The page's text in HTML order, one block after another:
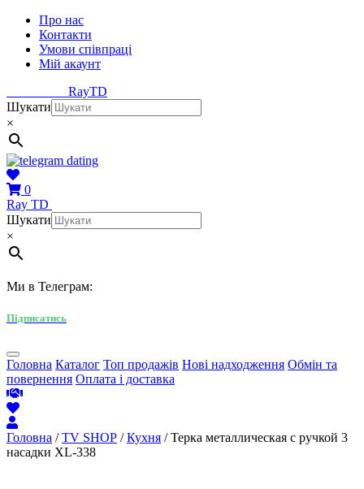
Про нас
Контакти
Умови співпраці
Мій акаунт
RayTD
Шукати
×
0
Ray TD
Шукати
×
Ми в Телеграм:
Підписатись
Головна Каталог Топ продажів Нові надходження Обмін та
повернення Оплата і доставка
Головна /TV SHOP /Кухня / Терка металлическая с ручкой 3
насадки XL-338